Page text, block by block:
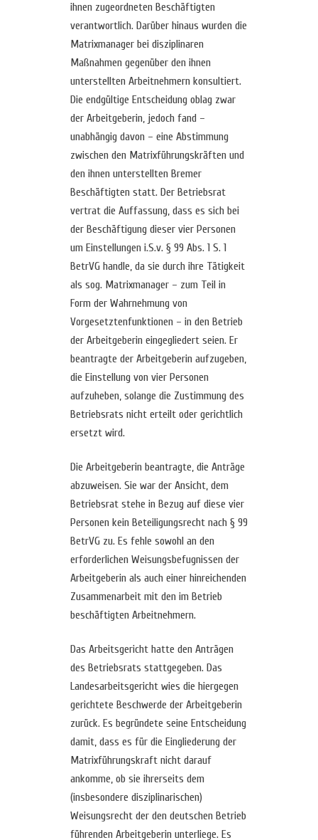
ihnen zugeordneten Beschäftigten
verantwortlich. Darüber hinaus wurden die
Matrixmanager bei disziplinaren
Maßnahmen gegenüber den ihnen
unterstellten Arbeitnehmern konsultiert.
Die endgültige Entscheidung oblag zwar
der Arbeitgeberin, jedoch fand –
unabhängig davon – eine Abstimmung
zwischen den Matrixführungskräften und
den ihnen unterstellten Bremer
Beschäftigten statt. Der Betriebsrat
vertrat die Auffassung, dass es sich bei
der Beschäftigung dieser vier Personen
um Einstellungen i.S.v. § 99 Abs. 1 S. 1
BetrVG handle, da sie durch ihre Tätigkeit
als sog. Matrixmanager – zum Teil in
Form der Wahrnehmung von
Vorgesetztenfunktionen – in den Betrieb
der Arbeitgeberin eingegliedert seien. Er
beantragte der Arbeitgeberin aufzugeben,
die Einstellung von vier Personen
aufzuheben, solange die Zustimmung des
Betriebsrats nicht erteilt oder gerichtlich
ersetzt wird.
Die Arbeitgeberin beantragte, die Anträge
abzuweisen. Sie war der Ansicht, dem
Betriebsrat stehe in Bezug auf diese vier
Personen kein Beteiligungsrecht nach § 99
BetrVG zu. Es fehle sowohl an den
erforderlichen Weisungsbefugnissen der
Arbeitgeberin als auch einer hinreichenden
Zusammenarbeit mit den im Betrieb
beschäftigten Arbeitnehmern.
Das Arbeitsgericht hatte den Anträgen
des Betriebsrats stattgegeben. Das
Landesarbeitsgericht wies die hiergegen
gerichtete Beschwerde der Arbeitgeberin
zurück. Es begründete seine Entscheidung
damit, dass es für die Eingliederung der
Matrixführungskraft nicht darauf
ankomme, ob sie ihrerseits dem
(insbesondere disziplinarischen)
Weisungsrecht der den deutschen Betrieb
führenden Arbeitgeberin unterliege. Es